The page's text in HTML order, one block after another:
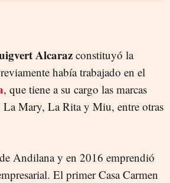
Alcarazconstituyó la
había trabajado en el
, que tiene a su cargo las marcas
Mary, La Rita y Miu, entre otras
Andilana y en 2016 emprendió
El primer Casa Carmen